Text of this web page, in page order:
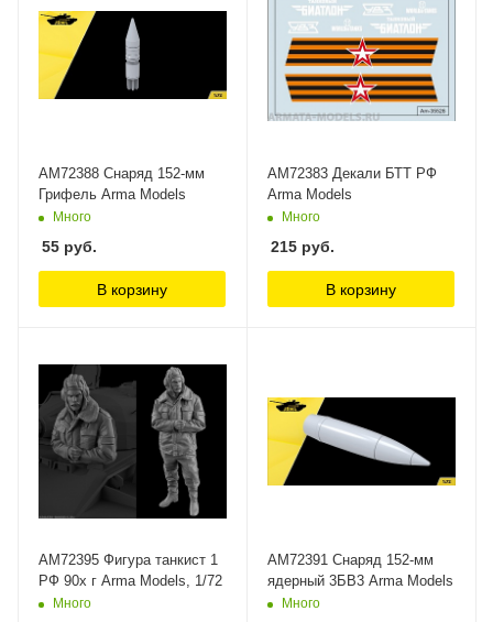
AM72388 Снаряд 152-мм
Грифель Arma Models
Много
55 руб.
В корзину
AM72383 Декали БТТ РФ
Arma Models
Много
215 руб.
В корзину
AM72395 Фигура танкист 1
РФ 90х г Arma Models, 1/72
Много
AM72391 Снаряд 152-мм
ядерный 3БВ3 Arma Models
Много